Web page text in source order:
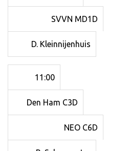
SVVN MD1D
D. Kleinnijenhuis
11:00
Den Ham C3D
NEO C6D